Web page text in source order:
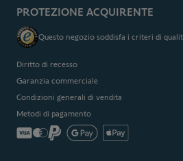
PROTEZIONE ACQUIRENTE
Questo negozio soddisfa i criteri di
Diritto di recesso
Garanzia commerciale
Condizioni generali di vendita
Metodi di pagamento